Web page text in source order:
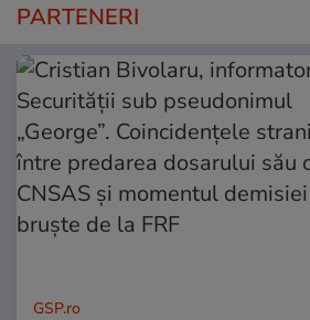
PARTENERI
GSP.ro